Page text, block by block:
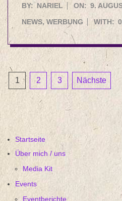
2019-
08-
09
BY: NARIEL ON: 9.
NEWS,WERBUNG WITH:
Seitennummerierung
der
Beiträge
1 2 3 Nächste
Startseite
Über mich / uns
Media Kit
Events
Eventberichte